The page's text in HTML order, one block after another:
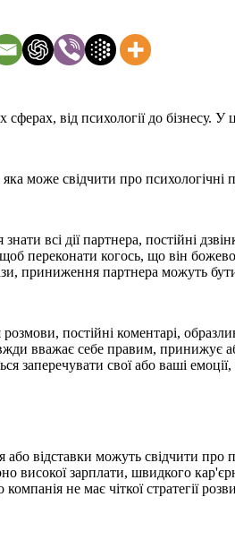
від психології до бізнесу.
може свідчити про психологічні
всі дії партнера, постійні
переконати когось, що він
приниження партнера можуть
постійні коментарі,
вважає себе правим, принижує
заперечувати свої або ваші
або відставки можуть свідчити про
високої зарплати, швидкого
не має чіткої стратегії